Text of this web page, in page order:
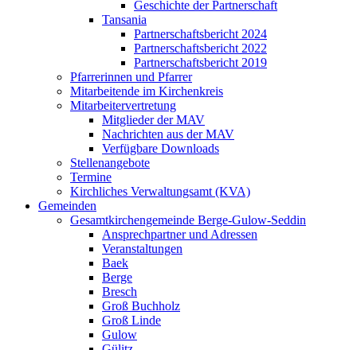
Geschichte der Partnerschaft
Tansania
Partnerschaftsbericht 2024
Partnerschaftsbericht 2022
Partnerschaftsbericht 2019
Pfarrerinnen und Pfarrer
Mitarbeitende im Kirchenkreis
Mitarbeitervertretung
Mitglieder der MAV
Nachrichten aus der MAV
Verfügbare Downloads
Stellenangebote
Termine
Kirchliches Verwaltungsamt (KVA)
Gemeinden
Gesamtkirchengemeinde Berge-Gulow-Seddin
Ansprechpartner und Adressen
Veranstaltungen
Baek
Berge
Bresch
Groß Buchholz
Groß Linde
Gulow